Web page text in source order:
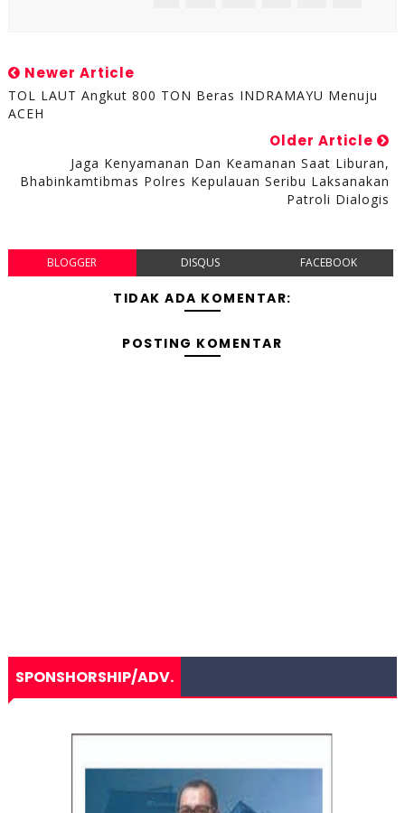
Newer Article
TOL LAUT Angkut 800 TON Beras INDRAMAYU Menuju
ACEH
Older Article
Jaga Kenyamanan Dan Keamanan Saat Liburan,
Bhabinkamtibmas Polres Kepulauan Seribu Laksanakan
Patroli Dialogis
BLOGGER DISQUS FACEBOOK
TIDAK ADA KOMENTAR:
POSTING KOMENTAR
SPONSHORSHIP/ADV.